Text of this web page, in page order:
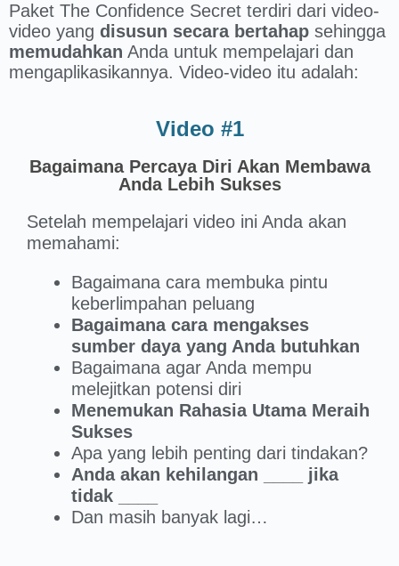
Paket The Confidence Secret terdiri dari video-
video yang disusun secara bertahap sehingga
memudahkan Anda untuk mempelajari dan
mengaplikasikannya. Video-video itu adalah:
Video #1
Bagaimana Percaya Diri Akan Membawa
Anda Lebih Sukses
Setelah mempelajari video ini Anda akan
memahami:
Bagaimana cara membuka pintu
keberlimpahan peluang
Bagaimana cara mengakses
sumber daya yang Anda butuhkan
Bagaimana agar Anda mempu
melejitkan potensi diri
Menemukan Rahasia Utama Meraih
Sukses
Apa yang lebih penting dari tindakan?
Anda akan kehilangan ____ jika
tidak ____
Dan masih banyak lagi…